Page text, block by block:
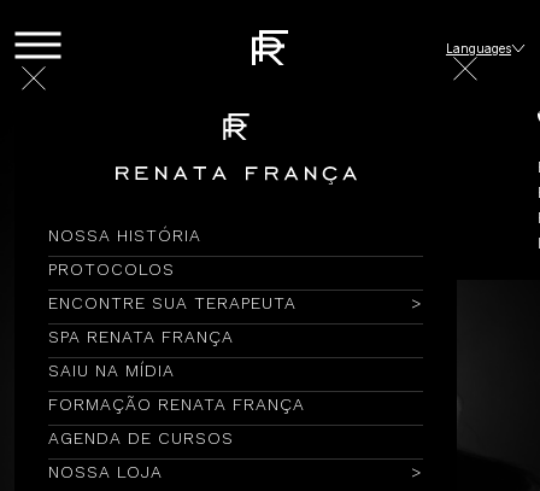
NOSSA HISTÓRIA
PROTOCOLOS
ENCONTRE SUA TERAPEUTA
SPA RENATA FRANÇA
SAIU NA MÍDIA
FORMAÇÃO RENATA FRANÇA
AGENDA DE CURSOS
NOSSA LOJA
Languages